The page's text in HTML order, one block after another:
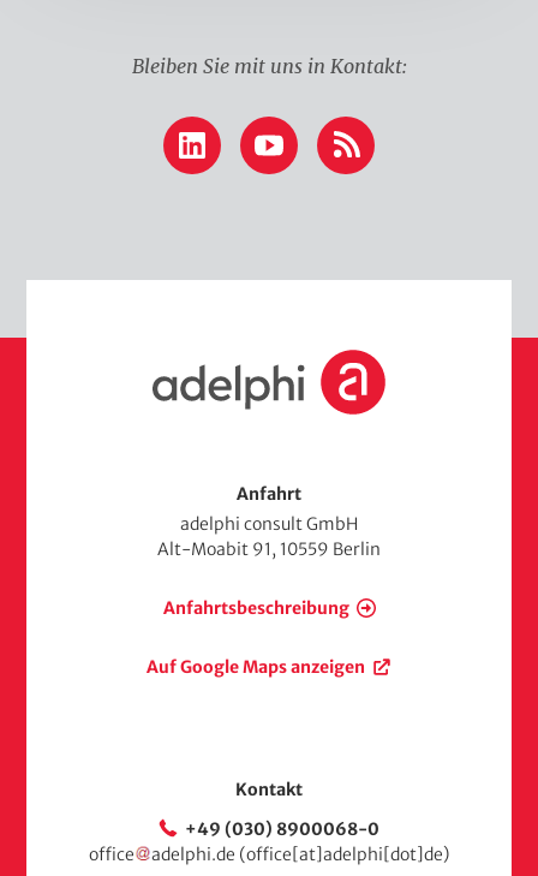
Bleiben Sie mit uns in Kontakt:
LinkedIn YouTube RSS
t
a
t
Anfahrt
adelphi consult GmbH
Alt-Moabit 91, 10559 Berlin
Anfahrtsbeschreibung
Auf Google Maps anzeigen
Kontakt
+49 (030) 8900068-0
office
adelphi.de (office[at]adelphi[dot]de)